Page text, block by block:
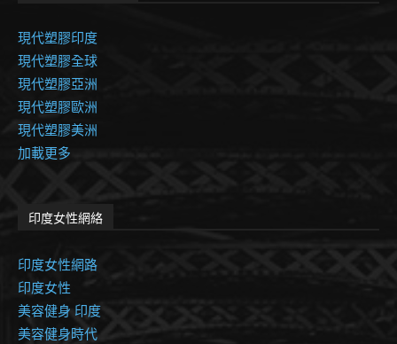
現代塑膠印度
現代塑膠全球
現代塑膠亞洲
現代塑膠歐洲
現代塑膠美洲
加載更多
印度女性網絡
印度女性網路
印度女性
美容健身 印度
美容健身時代